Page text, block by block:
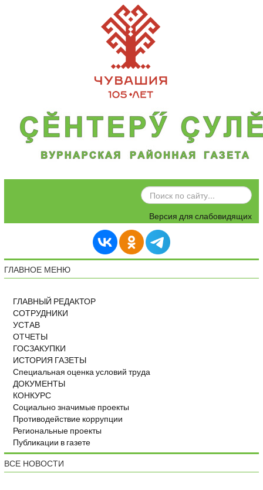
ИСКАТЬ...
Версия для слабовидящих
ГЛАВНОЕ МЕНЮ
ГЛАВНЫЙ РЕДАКТОР
СОТРУДНИКИ
УСТАВ
ОТЧЕТЫ
ГОСЗАКУПКИ
ИСТОРИЯ ГАЗЕТЫ
Специальная оценка условий труда
ДОКУМЕНТЫ
КОНКУРС
Социально значимые проекты
Противодействие коррупции
Региональные проекты
Публикации в газете
ВСЕ НОВОСТИ